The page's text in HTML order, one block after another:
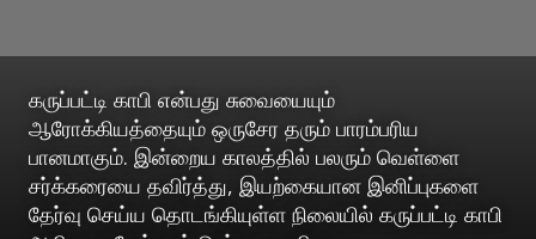
கருப்பட்டி காபி என்பது சுவையையும்
ஆரோக்கியத்தையும் ஒருசேர தரும் பாரம்பரிய
பானமாகும். இன்றைய காலத்தில் பலரும் வெள்ளை
சர்க்கரையை தவிர்த்து, இயற்கையான இனிப்புகளை
தேர்வு செய்ய தொடங்கியுள்ள நிலையில் கருப்பட்டி காபி